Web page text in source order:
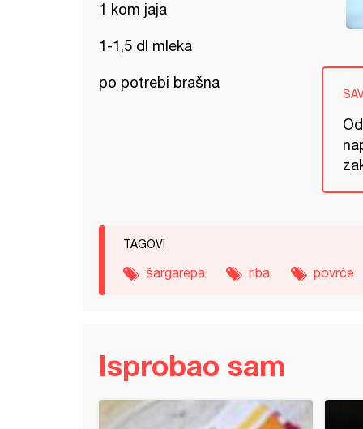
1 kom jaja
1-1,5 dl mleka
po potrebi brašna
TAGOVI
šargarepa riba povrće
Isprobao sam